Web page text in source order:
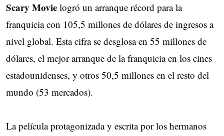
Scary Movie logró un arranque récord para la
franquicia con 105,5 millones de dólares de ingresos a
nivel global. Esta cifra se desglosa en 55 millones de
dólares, el mejor arranque de la franquicia en los cines
estadounidenses, y otros 50,5 millones en el resto del
mundo (53 mercados).
La película protagonizada y escrita por los hermanos